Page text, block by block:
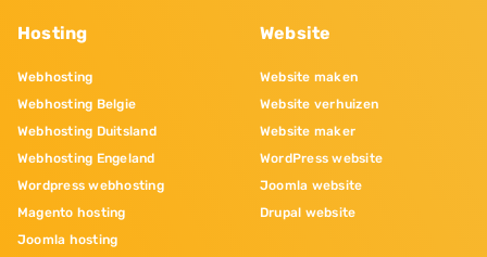
Hosting
Webhosting
Webhosting Belgie
Webhosting Duitsland
Webhosting Engeland
Wordpress webhosting
Magento hosting
Joomla hosting
Website
Website maken
Website verhuizen
Website maker
WordPress website
Joomla website
Drupal website